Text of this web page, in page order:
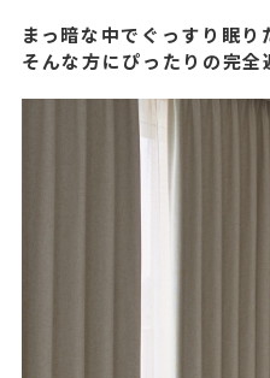
まっ暗な中でぐっすり眠り
そんな方にぴったりの完全